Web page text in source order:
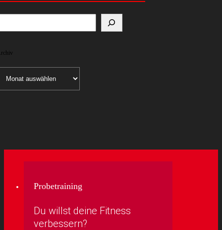
Probetraining
Du willst deine Fitness
verbessern?